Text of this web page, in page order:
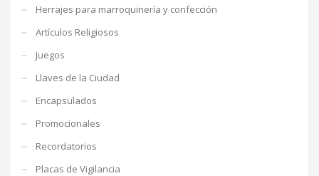
Herrajes para marroquinería y confección
Artículos Religiosos
Juegos
Llaves de la Ciudad
Encapsulados
Promocionales
Recordatorios
Placas de Vigilancia